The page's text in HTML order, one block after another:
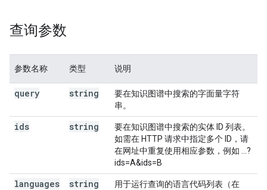
查询参数
参数名称 类型 说明
query string
要在知识图谱中搜索的字面量字符
串。
ids string
要在知识图谱中搜索的实体 ID 列表。
如需在 HTTP 请求中指定多个 ID，请
在网址中重复使用相应参数，例如 ...?
ids=A&ids=B
languages string
用于运行查询的语言代码列表（在